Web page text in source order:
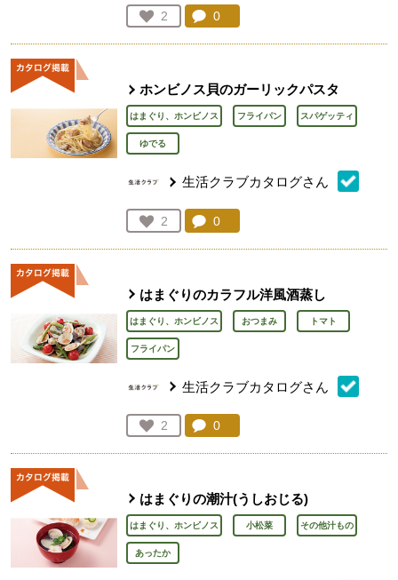
お気に入り登録：
2
人が登録
コメント：
0
ホンビノス貝のガーリックパスタ
はまぐり、ホンビノス フライパン スパゲッティ
ゆでる
生活クラブカタログさん
お気に入り登録：
2
人が登録
コメント：
0
はまぐりのカラフル洋風酒蒸し
はまぐり、ホンビノス おつまみ トマト
フライパン
生活クラブカタログさん
お気に入り登録：
2
人が登録
コメント：
0
はまぐりの潮汁(うしおじる)
はまぐり、ホンビノス 小松菜 その他汁もの
あったか